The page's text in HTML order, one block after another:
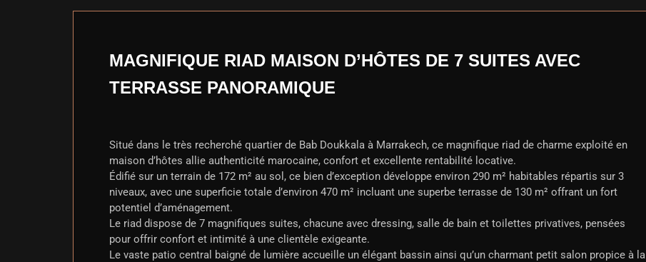
MAGNIFIQUE RIAD MAISON D’HÔTES DE 7 SUITES AVEC
TERRASSE PANORAMIQUE
Situé dans le très recherché quartier de Bab Doukkala à Marrakech, ce magnifique riad de charme exploité en
maison d’hôtes allie authenticité marocaine, confort et excellente rentabilité locative.
Édifié sur un terrain de 172 m² au sol, ce bien d’exception développe environ 290 m² habitables répartis sur 3
niveaux, avec une superficie totale d’environ 470 m² incluant une superbe terrasse de 130 m² offrant un fort
potentiel d’aménagement.
Le riad dispose de 7 magnifiques suites, chacune avec dressing, salle de bain et toilettes privatives, pensées
pour offrir confort et intimité à une clientèle exigeante.
Le vaste patio central baigné de lumière accueille un élégant bassin ainsi qu’un charmant petit salon propice à la